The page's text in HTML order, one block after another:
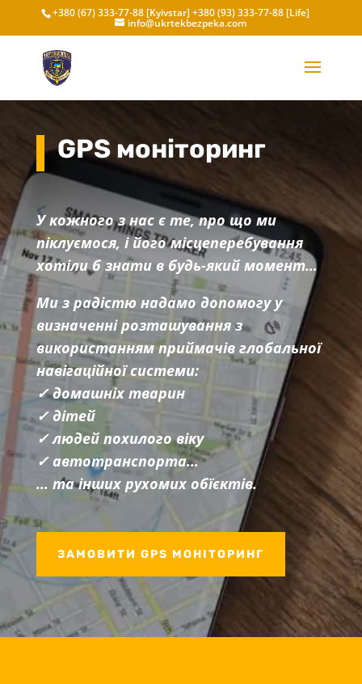
+380 (67) 333-77-88 [Kyivstar]+380 (93) 333-77-88 [Life]
info@ukrtekbezpeka.com
GPS моніторинг
У кожного з нас є те, про що ми
піклуємося, і його місцеперебування
хотіли б знати в будь-який момент…
Ми з радістю надамо допомогу у
визначенні розташування з
використанням приймачів глобальної
навігаційної системи:
✓ домашніх тварин
✓ дітей
✓ людей похилого віку
✓ автотранспорта…
… та інших рухомих обїєктів.
ЗАМОВИТИ GPS МОНІТОРИНГ